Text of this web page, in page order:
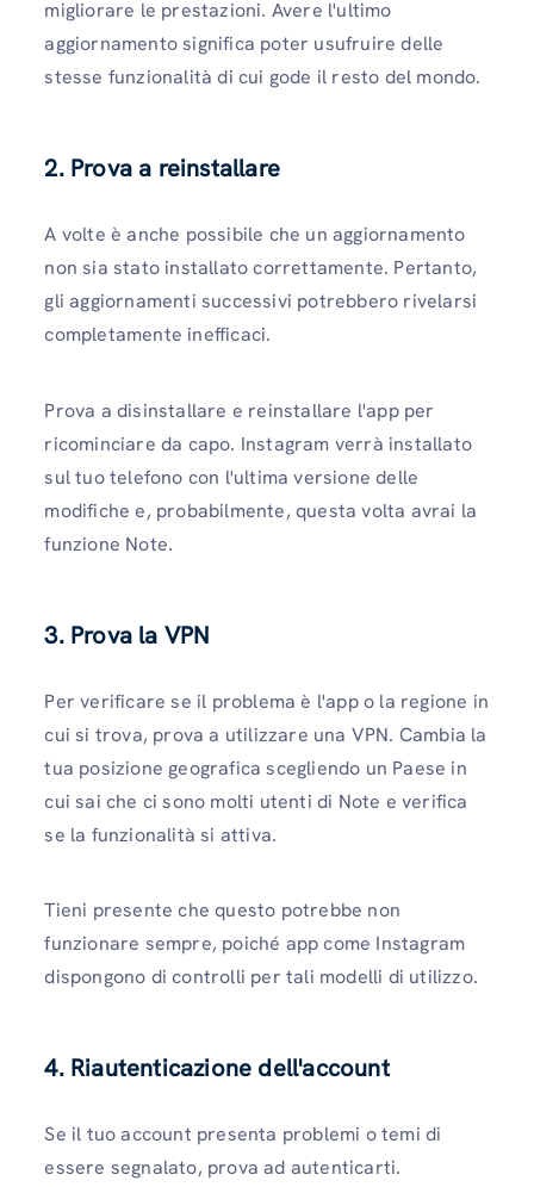
migliorare le prestazioni. Avere l'ultimo
aggiornamento significa poter usufruire delle
stesse funzionalità di cui gode il resto del mondo.
2. Prova a reinstallare
A volte è anche possibile che un aggiornamento
non sia stato installato correttamente. Pertanto,
gli aggiornamenti successivi potrebbero rivelarsi
completamente inefficaci.
Prova a disinstallare e reinstallare l'app per
ricominciare da capo. Instagram verrà installato
sul tuo telefono con l'ultima versione delle
modifiche e, probabilmente, questa volta avrai la
funzione Note.
3. Prova la VPN
Per verificare se il problema è l'app o la regione in
cui si trova, prova a utilizzare una VPN. Cambia la
tua posizione geografica scegliendo un Paese in
cui sai che ci sono molti utenti di Note e verifica
se la funzionalità si attiva.
Tieni presente che questo potrebbe non
funzionare sempre, poiché app come Instagram
dispongono di controlli per tali modelli di utilizzo.
4. Riautenticazione dell'account
Se il tuo account presenta problemi o temi di
essere segnalato, prova ad autenticarti.